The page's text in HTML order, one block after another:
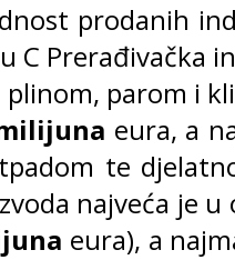
prodanih
C Prerađivačka
parom i
eura, a
te
najveća je
eura), a